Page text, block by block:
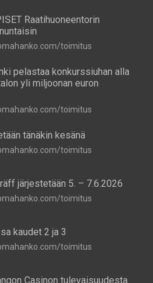
Raatihuoneentorin
toimitus
pelastaa konkurssiuhan alla
yli miljoonan euron
toimitus
tänäkin kesänä
toimitus
järjestetään 5. – 7.6.2026
toimitus
kaudet 2 ja 3
toimitus
Casinon tulevaisuudesta